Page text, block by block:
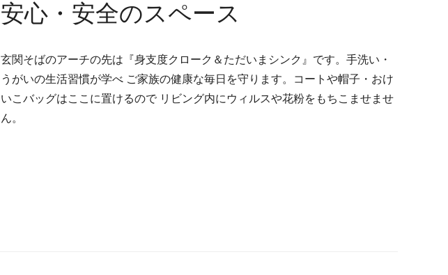
安心・安全のスペース
玄関そばのアーチの先は『身支度クローク＆ただいまシンク』です。手洗い・
うがいの生活習慣が学べ ご家族の健康な毎日を守ります。コートや帽子・おけ
いこバッグはここに置けるので リビング内にウィルスや花粉をもちこませませ
ん。